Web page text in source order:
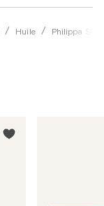
Huile Philippa